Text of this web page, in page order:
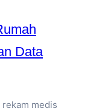
Data
medis